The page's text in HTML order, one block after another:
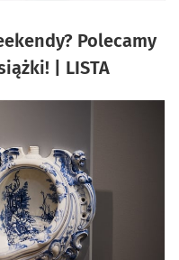
Polecamy
| LISTA